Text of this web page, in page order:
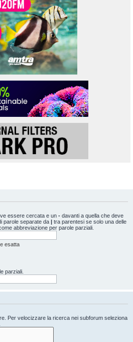
essere cercata e un - davanti a quella che deve
parole separate da
tra parentesi se solo una delle
abbreviazione per parole parziali.
esatta
parziali.
Per velocizzare la ricerca nei subforum seleziona